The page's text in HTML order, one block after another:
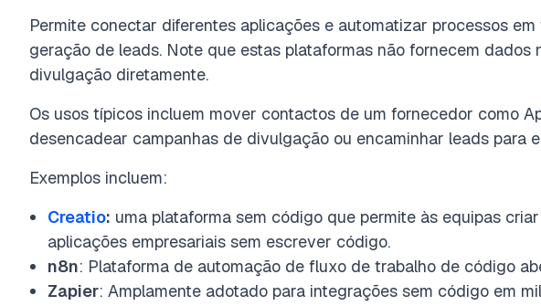
Permite conectar diferentes aplicações e automatizar processos
geração de leads. Note que estas plataformas não fornecem dados
divulgação diretamente.
Os usos típicos incluem mover contactos de um fornecedor como
desencadear campanhas de divulgação ou encaminhar leads para
Exemplos incluem:
Creatio: uma plataforma sem código que permite às equipas
aplicações empresariais sem escrever código.
n8n: Plataforma de automação de fluxo de trabalho de código
Zapier: Amplamente adotado para integrações sem código em